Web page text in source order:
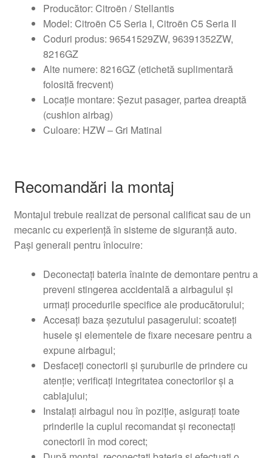
Producător: Citroën / Stellantis
Model: Citroën C5 Seria I, Citroën C5 Seria II
Coduri produs: 96541529ZW, 96391352ZW,
8216GZ
Alte numere: 8216GZ (etichetă suplimentară
folosită frecvent)
Locație montare: Șezut pasager, partea dreaptă
(cushion airbag)
Culoare: HZW – Gri Matinal
Recomandări la montaj
Montajul trebuie realizat de personal calificat sau de un
mecanic cu experiență în sisteme de siguranță auto.
Pași generali pentru înlocuire:
Deconectați bateria înainte de demontare pentru a
preveni stingerea accidentală a airbagului și
urmați procedurile specifice ale producătorului;
Accesați baza șezutului pasagerului: scoateți
husele și elementele de fixare necesare pentru a
expune airbagul;
Desfaceți conectorii și șuruburile de prindere cu
atenție; verificați integritatea conectorilor și a
cablajului;
Instalați airbagul nou în poziție, asigurați toate
prinderile la cuplul recomandat și reconectați
conectorii în mod corect;